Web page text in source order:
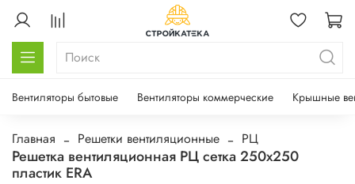
Вентиляторы бытовые Вентиляторы коммерческие Крышные
Главная Решетки вентиляционные РЦ
Решетка вентиляционная РЦ сетка 250х250
пластик ERA